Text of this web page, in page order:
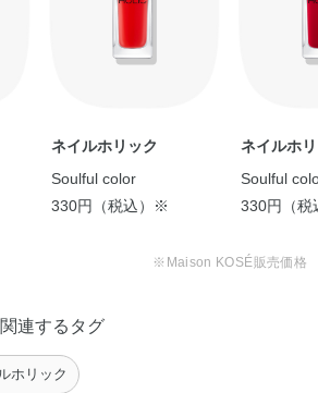
ネイルホリック
Soulful color
330円（税込）※
ネイルホ
Soulful
330円（
※Maison KOSÉ販売価格
連するタグ
ホリック